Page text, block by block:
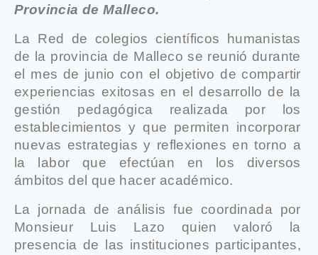
Provincia de Malleco.
La Red de colegios científicos humanistas
de la provincia de Malleco se reunió durante
el mes de junio con el objetivo de compartir
experiencias exitosas en el desarrollo de la
gestión pedagógica realizada por los
establecimientos y que permiten incorporar
nuevas estrategias y reflexiones en torno a
la labor que efectúan en los diversos
ámbitos del que hacer académico.
La jornada de análisis fue coordinada por
Monsieur Luis Lazo quien valoró la
presencia de las instituciones participantes,